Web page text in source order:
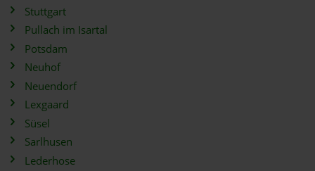
Stuttgart
Pullach im Isartal
Potsdam
Neuhof
Neuendorf
Lexgaard
Süsel
Sarlhusen
Lederhose